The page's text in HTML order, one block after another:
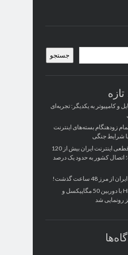
جستجو
و کامپیوتر به یکدیگر: تجربه‌ای
زودهنگام بسته‌های اینترنت
شرایط جنگی
ادعای نت‌بلاکس: قطعی اینترنت ایران بیش از 120
اتصال کشور به حدود یک درصد
48 ساعت گذشت!
گوشی HMD Luma با دوربین 50 مگاپیکسل و